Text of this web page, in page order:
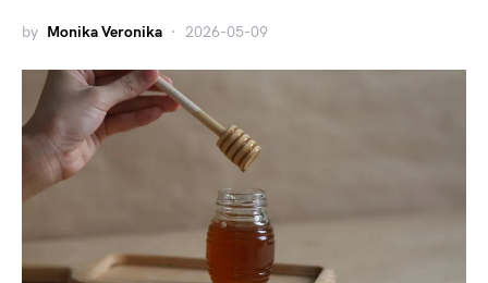
by Monika Veronika 2026-05-09